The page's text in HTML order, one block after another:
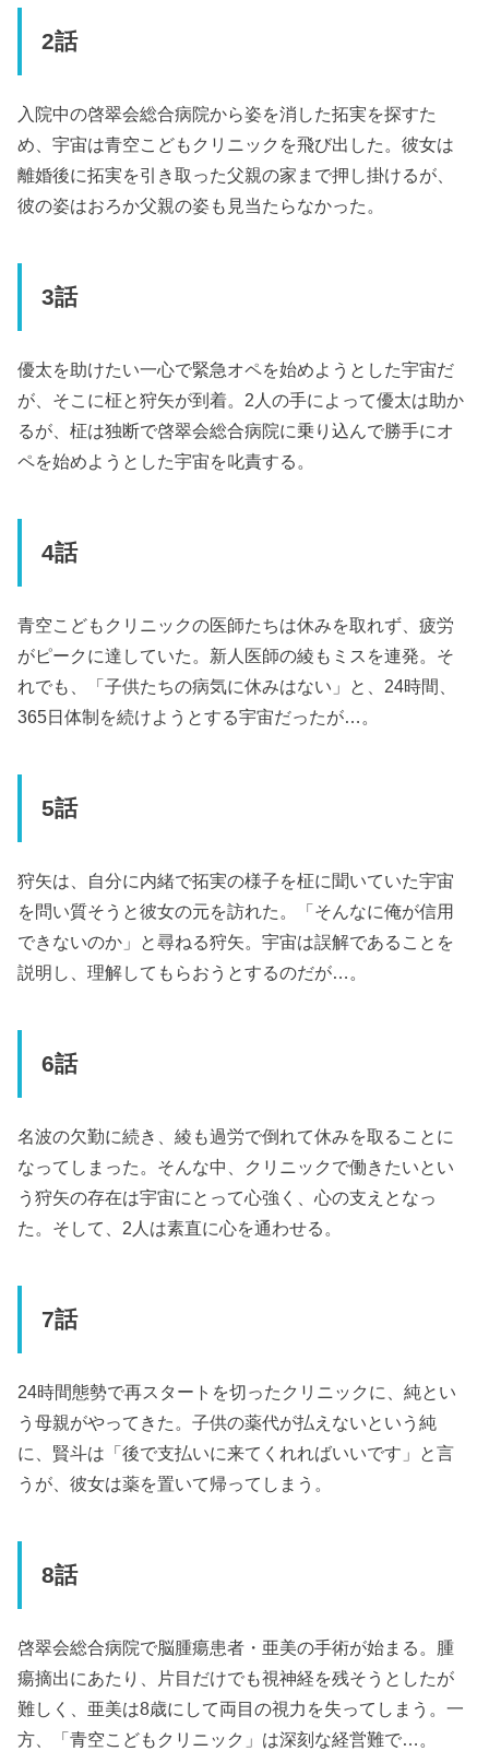
2話
入院中の啓翠会総合病院から姿を消した拓実を探すた
め、宇宙は青空こどもクリニックを飛び出した。彼女は
離婚後に拓実を引き取った父親の家まで押し掛けるが、
彼の姿はおろか父親の姿も見当たらなかった。
3話
優太を助けたい一心で緊急オペを始めようとした宇宙だ
が、そこに柾と狩矢が到着。2人の手によって優太は助か
るが、柾は独断で啓翠会総合病院に乗り込んで勝手にオ
ペを始めようとした宇宙を叱責する。
4話
青空こどもクリニックの医師たちは休みを取れず、疲労
がピークに達していた。新人医師の綾もミスを連発。そ
れでも、「子供たちの病気に休みはない」と、24時間、
365日体制を続けようとする宇宙だったが…。
5話
狩矢は、自分に内緒で拓実の様子を柾に聞いていた宇宙
を問い質そうと彼女の元を訪れた。「そんなに俺が信用
できないのか」と尋ねる狩矢。宇宙は誤解であることを
説明し、理解してもらおうとするのだが…。
6話
名波の欠勤に続き、綾も過労で倒れて休みを取ることに
なってしまった。そんな中、クリニックで働きたいとい
う狩矢の存在は宇宙にとって心強く、心の支えとなっ
た。そして、2人は素直に心を通わせる。
7話
24時間態勢で再スタートを切ったクリニックに、純とい
う母親がやってきた。子供の薬代が払えないという純
に、賢斗は「後で支払いに来てくれればいいです」と言
うが、彼女は薬を置いて帰ってしまう。
8話
啓翠会総合病院で脳腫瘍患者・亜美の手術が始まる。腫
瘍摘出にあたり、片目だけでも視神経を残そうとしたが
難しく、亜美は8歳にして両目の視力を失ってしまう。一
方、「青空こどもクリニック」は深刻な経営難で…。